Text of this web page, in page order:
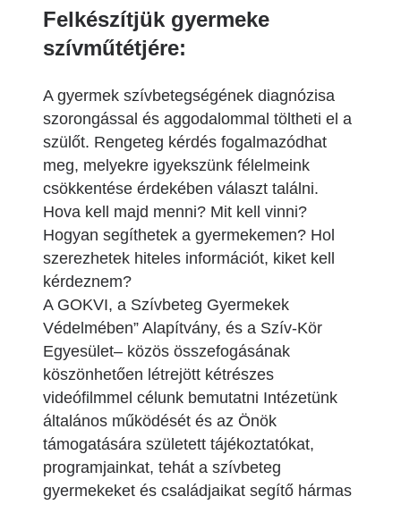
Felkészítjük gyermeke
szívműtétjére:
A gyermek szívbetegségének diagnózisa
szorongással és aggodalommal töltheti el a
szülőt. Rengeteg kérdés fogalmazódhat
meg, melyekre igyekszünk félelmeink
csökkentése érdekében választ találni.
Hova kell majd menni? Mit kell vinni?
Hogyan segíthetek a gyermekemen? Hol
szerezhetek hiteles információt, kiket kell
kérdeznem?
A GOKVI, a Szívbeteg Gyermekek
Védelmében” Alapítvány, és a Szív-Kör
Egyesület– közös összefogásának
köszönhetően létrejött kétrészes
videófilmmel célunk bemutatni Intézetünk
általános működését és az Önök
támogatására született tájékoztatókat,
programjainkat, tehát a szívbeteg
gyermekeket és családjaikat segítő hármas